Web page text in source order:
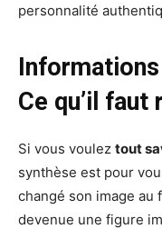
personnalité
Ce qu’il faut
Si vous voulez tout
synthèse est pour
changé son image au
devenue une figure